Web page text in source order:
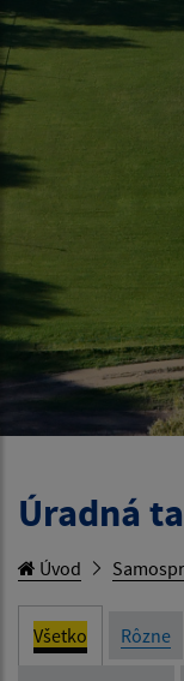
Úradná
Úvod
Všetko Rôzne